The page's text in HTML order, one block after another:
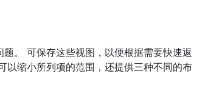
。 可保存这些视图，以便根据需要快速返
以缩小所列项的范围，还提供三种不同的布